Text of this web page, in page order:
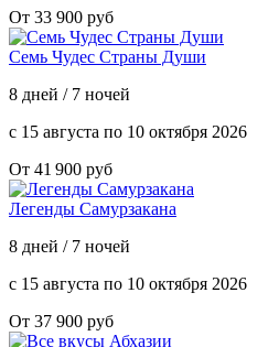
От 33 900 руб
Семь Чудес Страны Души
8 дней / 7 ночей
с 15 августа по 10 октября 2026
От 41 900 руб
Легенды Самурзакана
8 дней / 7 ночей
с 15 августа по 10 октября 2026
От 37 900 руб